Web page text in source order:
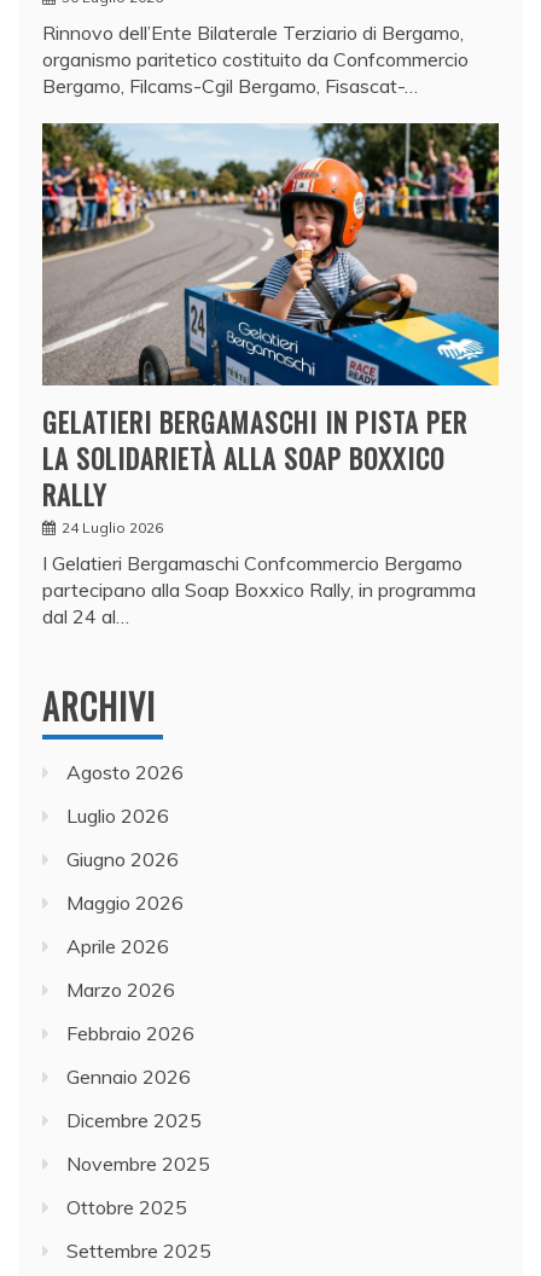
Rinnovo dell’Ente Bilaterale Terziario di Bergamo,
organismo paritetico costituito da Confcommercio
Bergamo, Filcams-Cgil Bergamo, Fisascat-…
GELATIERI BERGAMASCHI IN PISTA PER
LA SOLIDARIETÀ ALLA SOAP BOXXICO
RALLY
24 Luglio 2026
I Gelatieri Bergamaschi Confcommercio Bergamo
partecipano alla Soap Boxxico Rally, in programma
dal 24 al…
ARCHIVI
Agosto 2026
Luglio 2026
Giugno 2026
Maggio 2026
Aprile 2026
Marzo 2026
Febbraio 2026
Gennaio 2026
Dicembre 2025
Novembre 2025
Ottobre 2025
Settembre 2025